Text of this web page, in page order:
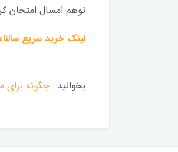
توهم امسال امتحان کن بهت قول میدم نه
لینک خرید سریع سالنامه
بخوانید: چگونه